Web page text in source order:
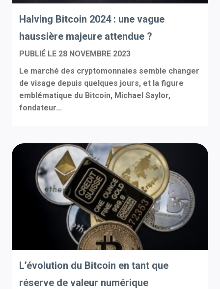
Halving Bitcoin 2024 : une vague
haussière majeure attendue ?
PUBLIÉ LE 28 NOVEMBRE 2023
Le marché des cryptomonnaies semble changer
de visage depuis quelques jours, et la figure
emblématique du Bitcoin, Michael Saylor,
fondateur...
L’évolution du Bitcoin en tant que
réserve de valeur numérique